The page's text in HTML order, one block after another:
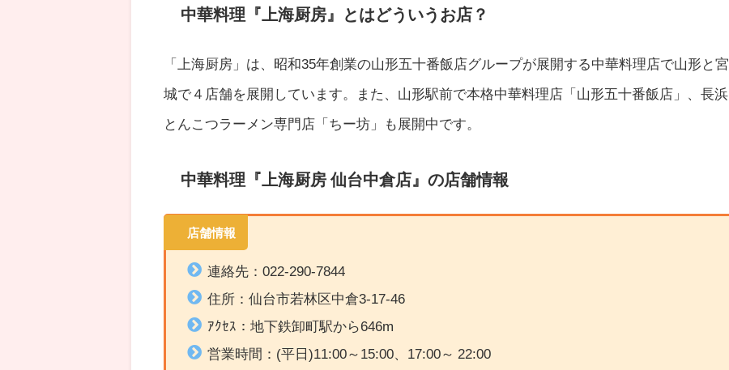
中華料理『上海厨房』とはどういうお店？
「上海厨房」は、昭和35年創業の山形五十番飯店グループが展開する中華料理店で山形と宮
城で４店舗を展開しています。また、山形駅前で本格中華料理店「山形五十番飯店」、長浜
とんこつラーメン専門店「ちー坊」も展開中です。
中華料理『上海厨房 仙台中倉店』の店舗情報
店舗情報
連絡先：022-290-7844
住所：仙台市若林区中倉3-17-46
ｱｸｾｽ：地下鉄卸町駅から646m
営業時間：(平日)11:00～15:00、 17:00～ 22:00